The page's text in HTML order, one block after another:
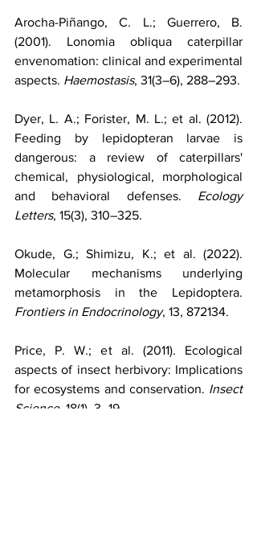
Arocha-Piñango, C. L.; Guerrero, B.
(2001). Lonomia obliqua caterpillar
envenomation: clinical and experimental
aspects. Haemostasis, 31(3–6), 288–293.
Dyer, L. A.; Forister, M. L.; et al. (2012).
Feeding by lepidopteran larvae is
dangerous: a review of caterpillars'
chemical, physiological, morphological
and behavioral defenses. Ecology
Letters, 15(3), 310–325.
Okude, G.; Shimizu, K.; et al. (2022).
Molecular mechanisms underlying
Frontiers in Endocrinology, 13, 872134.
Price, P. W.; et al. (2011). Ecological
aspects of insect herbivory: Implications
for ecosystems and conservation. Insect
Science, 18(1), 3–19.